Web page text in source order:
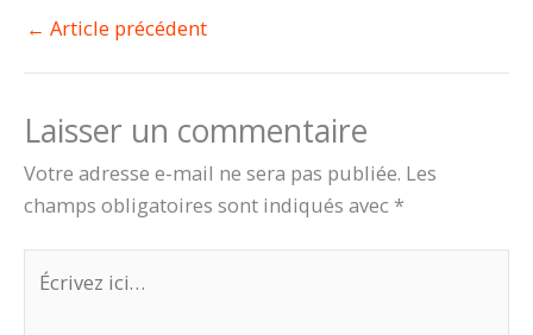
← Article précédent
Laisser un commentaire
Votre adresse e-mail ne sera pas publiée. Les
champs obligatoires sont indiqués avec *
Écrivez
ici…